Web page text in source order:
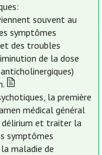
souvent au
symptômes
des troubles
de la dose
la première
médical général
délirium et traiter la
symptômes
maladie de